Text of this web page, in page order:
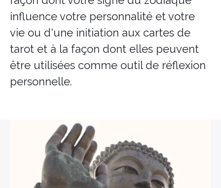
influence votre personnalité et votre
vie ou d'une initiation aux cartes de
tarot et à la façon dont elles peuvent
être utilisées comme outil de réflexion
personnelle.